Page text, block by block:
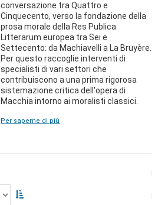
conversazione tra Quattro e
Cinquecento, verso la fondazione della
prosa morale della Res Publica
Litterarum europea tra Sei e
Settecento: da Machiavelli a La Bruyère.
Per questo raccoglie interventi di
specialisti di vari settori che
contribuiscono a una prima rigorosa
sistemazione critica dell'opera di
Macchia intorno ai moralisti classici.
Per saperne di più